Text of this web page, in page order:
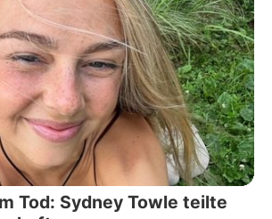
Tod: Sydney Towle teilte